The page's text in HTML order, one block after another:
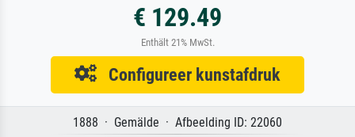
€ 129.49
Enthält 21% MwSt.
Configureer kunstafdruk
1888 · Gemälde · Afbeelding ID: 22060